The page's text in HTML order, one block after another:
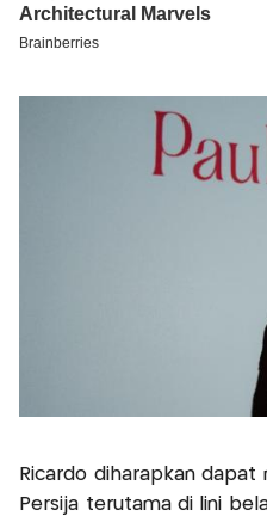
Ricardo diharapkan dapat
Persija terutama di lini